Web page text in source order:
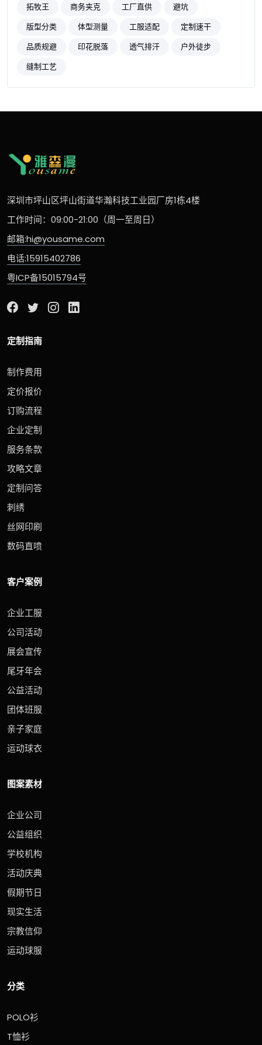
拓牧王
商务夹克 工厂直供
避坑
版型分类
体型测量 工服适配
定制速干
品质规避
印花脱落 透气排汗
户外徒步
缝制工艺
深圳市坪山区坪山街道华瀚科技工业园厂房1栋4楼
工作时间：09:00-21:00（周一至周日）
邮箱:hi@yousame.com
电话:15915402786
粤ICP备15015794号
定制指南
制作费用
定价报价
订购流程
企业定制
服务条款
攻略文章
定制问答
刺绣
丝网印刷
数码直喷
客户案例
企业工服
公司活动
展会宣传
尾牙年会
公益活动
团体班服
亲子家庭
运动球衣
图案素材
企业公司
公益组织
学校机构
活动庆典
假期节日
现实生活
宗教信仰
运动球服
分类
POLO衫
T恤衫